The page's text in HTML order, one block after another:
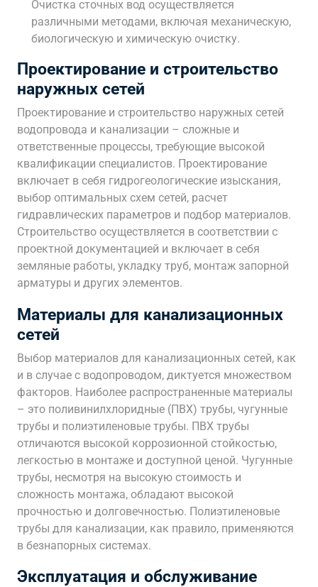
Очистка сточных вод осуществляется
различными методами, включая механическую,
биологическую и химическую очистку.
Проектирование и строительство
наружных сетей
Проектирование и строительство наружных сетей
водопровода и канализации – сложные и
ответственные процессы, требующие высокой
квалификации специалистов. Проектирование
включает в себя гидрогеологические изыскания,
выбор оптимальных схем сетей, расчет
гидравлических параметров и подбор материалов.
Строительство осуществляется в соответствии с
проектной документацией и включает в себя
земляные работы, укладку труб, монтаж запорной
арматуры и других элементов.
Материалы для канализационных
сетей
Выбор материалов для канализационных сетей, как
и в случае с водопроводом, диктуется множеством
факторов. Наиболее распространенные материалы
– это поливинилхлоридные (ПВХ) трубы, чугунные
трубы и полиэтиленовые трубы. ПВХ трубы
отличаются высокой коррозионной стойкостью,
легкостью в монтаже и доступной ценой. Чугунные
трубы, несмотря на высокую стоимость и
сложность монтажа, обладают высокой
прочностью и долговечностью. Полиэтиленовые
трубы для канализации, как правило, применяются
в безнапорных системах.
Эксплуатация и обслуживание